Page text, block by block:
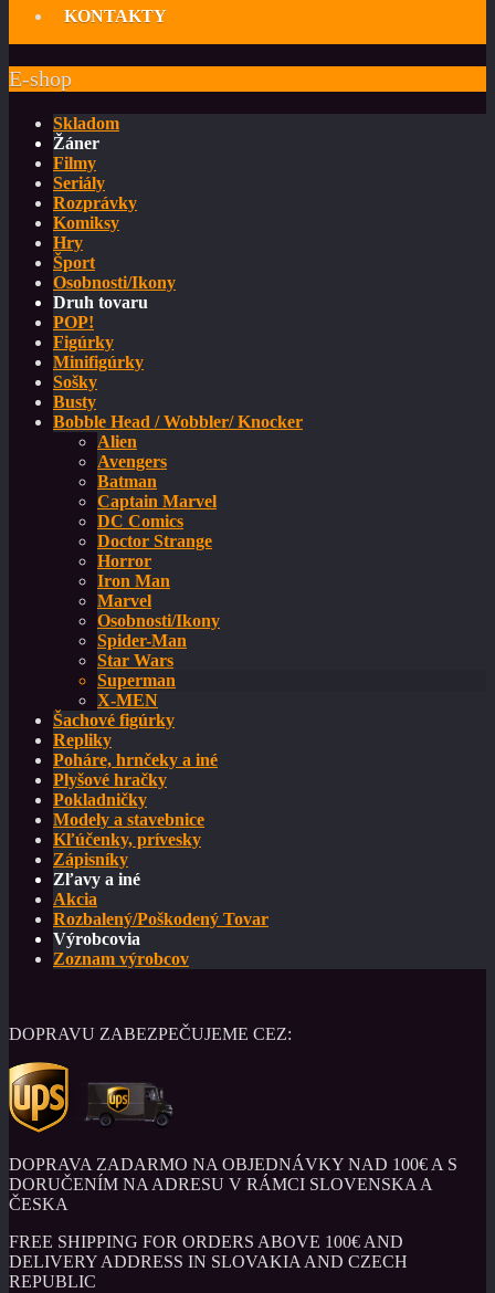
KONTAKTY
E-shop
Skladom
Žáner
Filmy
Seriály
Rozprávky
Komiksy
Hry
Šport
Osobnosti/Ikony
Druh tovaru
POP!
Figúrky
Minifigúrky
Sošky
Busty
Bobble Head / Wobbler/ Knocker
Alien
Avengers
Batman
Captain Marvel
DC Comics
Doctor Strange
Horror
Iron Man
Marvel
Osobnosti/Ikony
Spider-Man
Star Wars
Superman
X-MEN
Šachové figúrky
Repliky
Poháre, hrnčeky a iné
Plyšové hračky
Pokladničky
Modely a stavebnice
Kľúčenky, prívesky
Zápisníky
Zľavy a iné
Akcia
Rozbalený/Poškodený Tovar
Výrobcovia
Zoznam výrobcov
DOPRAVU ZABEZPEČUJEME CEZ:
DOPRAVA ZADARMO NA OBJEDNÁVKY NAD 100€ A S
DORUČENÍM NA ADRESU V RÁMCI SLOVENSKA A
ČESKA
FREE SHIPPING FOR ORDERS ABOVE 100€ AND
DELIVERY ADDRESS IN SLOVAKIA AND CZECH
REPUBLIC